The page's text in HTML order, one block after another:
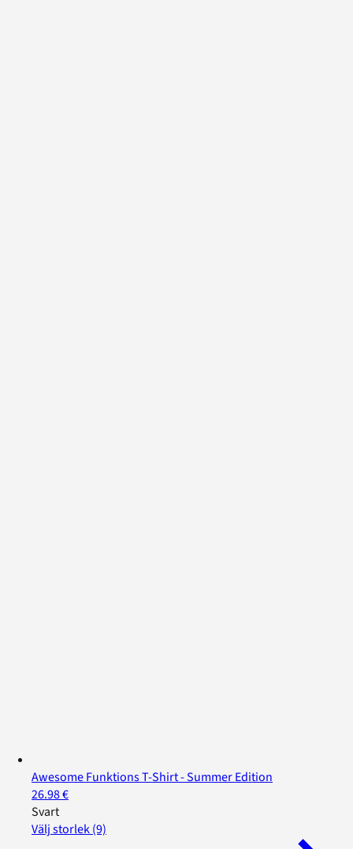
Awesome Funktions T-Shirt - Summer Edition
26.98 €
Svart
Välj storlek (9)